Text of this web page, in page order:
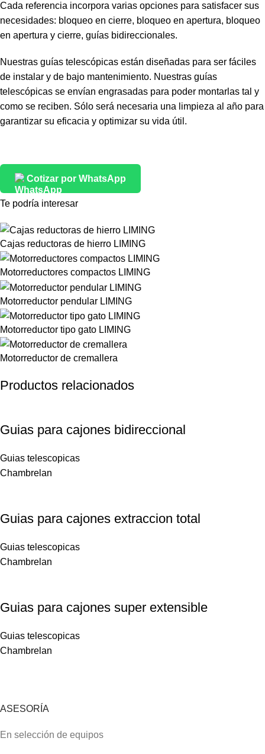
Cada referencia incorpora varias opciones para satisfacer sus
necesidades: bloqueo en cierre, bloqueo en apertura, bloqueo
en apertura y cierre, guías bidireccionales.
Nuestras guías telescópicas están diseñadas para ser fáciles
de instalar y de bajo mantenimiento. Nuestras guías
telescópicas se envían engrasadas para poder montarlas tal y
como se reciben. Sólo será necesaria una limpieza al año para
garantizar su eficacia y optimizar su vida útil.
Cotizar por WhatsApp
Te podría interesar
Cajas reductoras de hierro LIMING
Motorreductores compactos LIMING
Motorreductor pendular LIMING
Motorreductor tipo gato LIMING
Motorreductor de cremallera
Productos relacionados
Guias para cajones bidireccional
Guias telescopicas
Chambrelan
Guias para cajones extraccion total
Guias telescopicas
Chambrelan
Guias para cajones super extensible
Guias telescopicas
Chambrelan
ASESORÍA
En selección de equipos